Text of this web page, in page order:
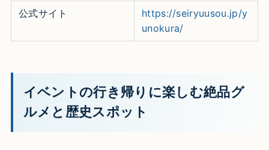
公式サイト
https://seiryuusou.jp/y
unokura/
イベントの行き帰りに楽しむ絶品グ
ルメと歴史スポット